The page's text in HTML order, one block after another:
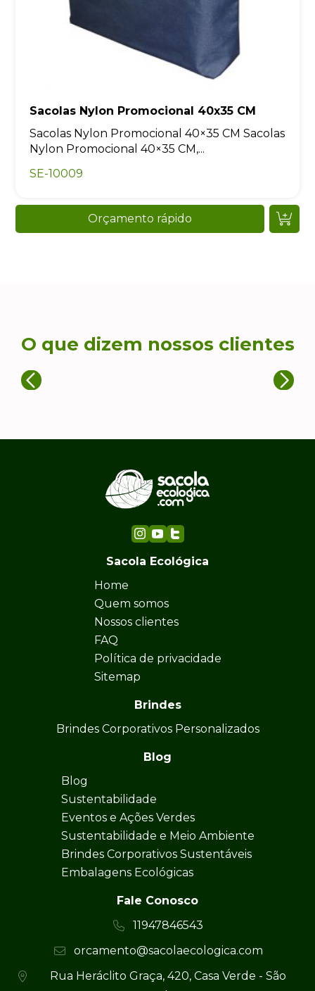
Sacolas Nylon Promocional 40x35 CM
Sacolas Nylon Promocional 40×35 CM Sacolas
Nylon Promocional 40×35 CM,...
SE-10009
Orçamento rápido
O que dizem nossos clientes
Sacola Ecológica
Home
Quem somos
Nossos clientes
FAQ
Política de privacidade
Sitemap
Brindes
Brindes Corporativos Personalizados
Blog
Blog
Sustentabilidade
Eventos e Ações Verdes
Sustentabilidade e Meio Ambiente
Brindes Corporativos Sustentáveis
Embalagens Ecológicas
Fale Conosco
11947846543
orcamento@sacolaecologica.com
Rua Heráclito Graça, 420, Casa Verde - São